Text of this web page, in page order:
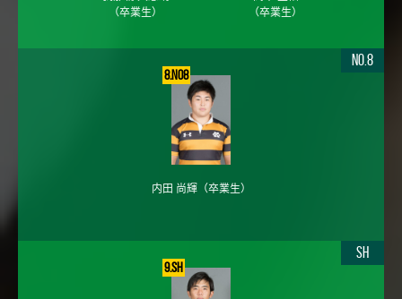
（卒業生）
（卒業生）
8.No8
内田 尚輝（卒業生）
No.8
9.SH
SH